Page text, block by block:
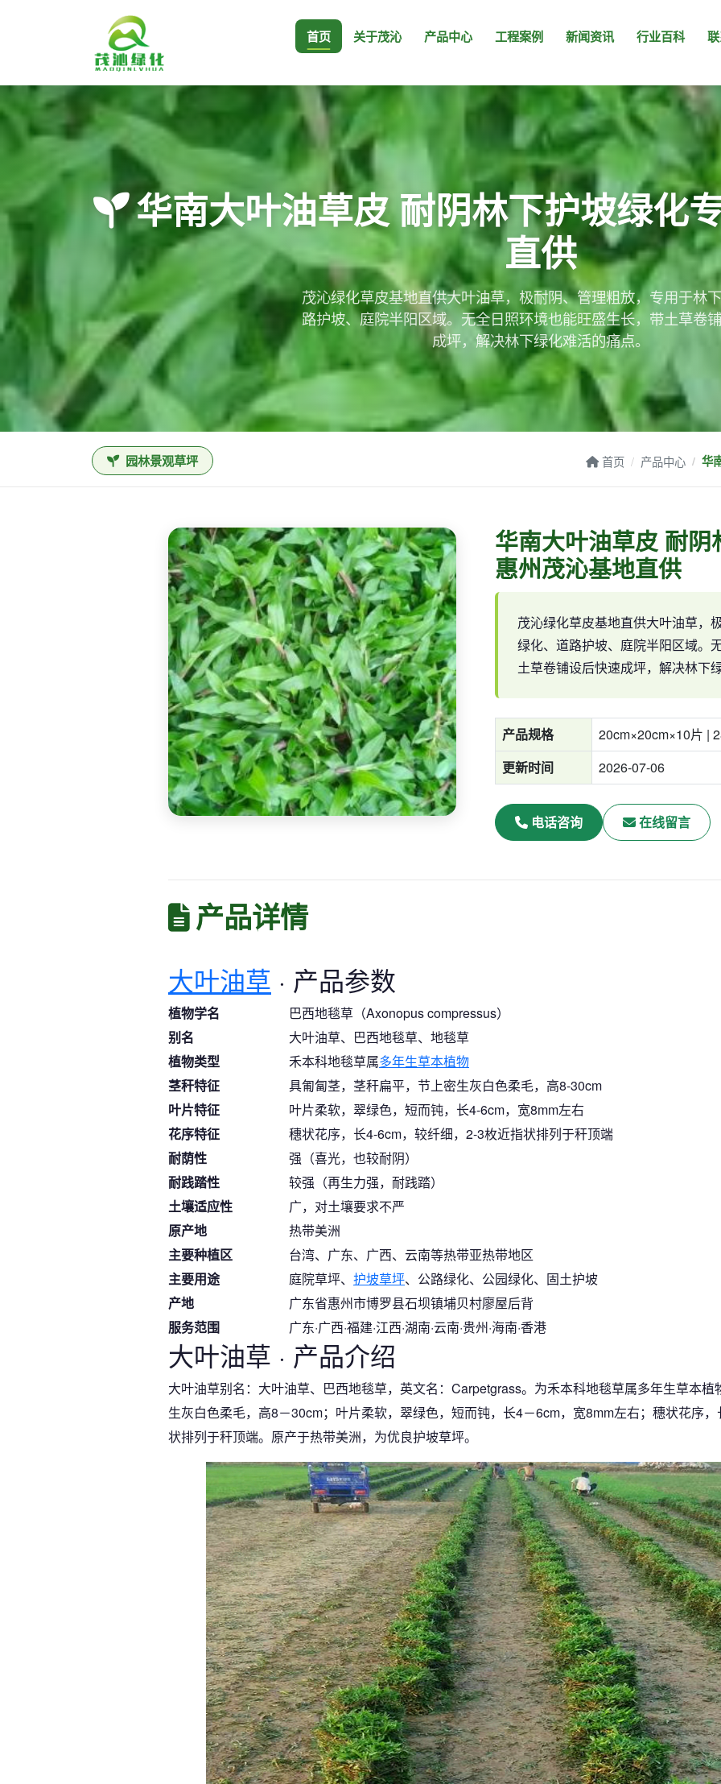
首页 关于茂沁 产品中心 工程案例 新闻资讯 行业百科
华南大叶油草皮 耐阴林下护坡绿化
直供
茂沁绿化草皮基地直供大叶油草，极耐阴、管理粗放，专用于林
路护坡、庭院半阳区域。无全日照环境也能旺盛生长，带土草卷
成坪，解决林下绿化难活的痛点。
园林景观草坪 首页 产品中心 华
华南大叶油草皮 耐
惠州茂沁基地直供
茂沁绿化草皮基地直供大叶油草，
绿化、道路护坡、庭院半阳区域。
土草卷铺设后快速成坪，解决林下
产品规格
20cm×20cm×10片 |
更新时间
2026-07-06
电话咨询 在线留言
产品详情
大叶油草 · 产品参数
植物学名
巴西地毯草（Axonopus compressus）
别名
大叶油草、巴西地毯草、地毯草
植物类型
禾本科地毯草属多年生草本植物
茎秆特征
具匍匐茎，茎秆扁平，节上密生灰白色柔毛，高8-30cm
叶片特征
叶片柔软，翠绿色，短而钝，长4-6cm，宽8mm左右
花序特征
穗状花序，长4-6cm，较纤细，2-3枚近指状排列于秆顶端
耐荫性
强（喜光，也较耐阴）
耐践踏性
较强（再生力强，耐践踏）
土壤适应性
广，对土壤要求不严
原产地
热带美洲
主要种植区
台湾、广东、广西、云南等热带亚热带地区
主要用途
庭院草坪、 护坡草坪、公路绿化、公园绿化、固土护坡
产地
广东省惠州市博罗县石坝镇埔贝村廖屋后背
服务范围
广东·广西·福建·江西·湖南·云南·贵州·海南·香港
大叶油草 · 产品介绍
大叶油草别名：大叶油草、巴西地毯草，英文名：Carpetgrass。为禾本科地毯草属多年生草本
生灰白色柔毛，高8－30cm；叶片柔软，翠绿色，短而钝，长4－6cm，宽8mm左右；穗状花序
状排列于秆顶端。原产于热带美洲，为优良护坡草坪。